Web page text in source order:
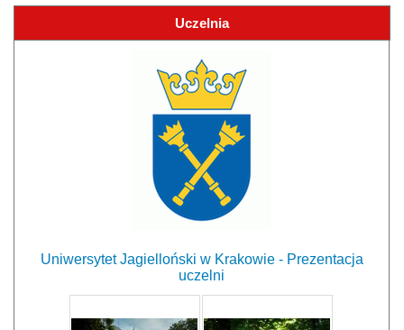
Uczelnia
Uniwersytet Jagielloński w Krakowie - Prezentacja
uczelni